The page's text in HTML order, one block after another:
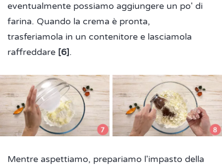
eventualmente possiamo aggiungere un po' di
farina. Quando la crema è pronta,
trasferiamola in un contenitore e lasciamola
raffreddare [6].
Mentre aspettiamo, prepariamo l'impasto della